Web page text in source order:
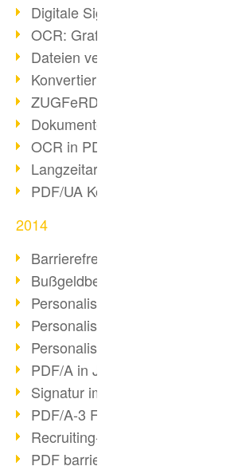
Digitale Signatur mit webPDF
OCR: Grafik zu PDF
Dateien verbinden
Konvertierung über 100 Formate
ZUGFeRD & GoBD
Dokumente konform konvertieren
OCR in PDF
Langzeitarchivierung SAP
PDF/UA Kommunikation
2014
Barrierefreie PDF/UA
Bußgeldbescheide & PDF/A
Personalisierter Druck III
Personalisierter Druck II
Personalisierter Druck I
PDF/A in Justiz & Verwaltung
Signatur im PDF/A
PDF/A-3 Funktionen
Recruiting-Prozesse optimieren
PDF barrierefrei